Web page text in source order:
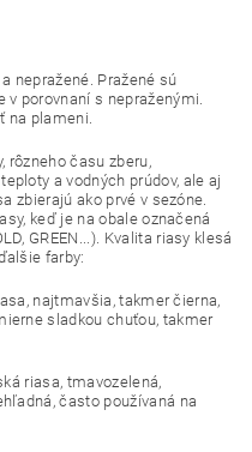
nepražené. Pražené sú
porovnaní s nepraženými.
na plameni.
rôzneho času zberu,
a vodných prúdov, ale aj
zbierajú ako prvé v sezóne.
keď je na obale označená
GREEN...). Kvalita riasy klesá
farby:
najtmavšia, takmer čierna,
sladkou chuťou, takmer
riasa, tmavozelená,
často používaná na